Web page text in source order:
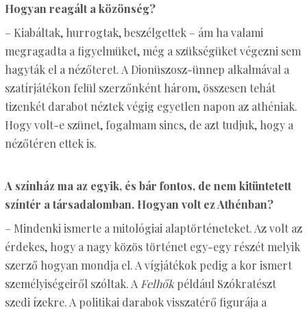
Hogyan reagált a közönség?
– Kiabáltak, hurrogtak, beszélgettek – ám ha valami
megragadta a figyelmüket, még a szükségüket végezni sem
hagyták el a nézőteret. A Dionüszosz-ünnep alkalmával a
szatírjátékon felül szerzőnként három, összesen tehát
tizenkét darabot néztek végig egyetlen napon az athéniak.
Hogy volt-e szünet, fogalmam sincs, de azt tudjuk, hogy a
nézőtéren ettek is.
A színház ma az egyik, és bár fontos, de nem kitüntetett
színtér a társadalomban. Hogyan volt ez Athénban?
– Mindenki ismerte a mitológiai alaptörténeteket. Az volt az
érdekes, hogy a nagy közös történet egy-egy részét melyik
szerző hogyan mondja el. A vígjátékok pedig a kor ismert
személyiségeiről szóltak. A Felhőkpéldául Szókratészt
szedi ízekre. A politikai darabok visszatérő figurája a